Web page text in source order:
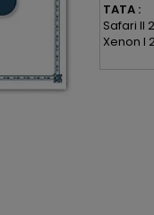
TATA :
Safari II
Xenon I